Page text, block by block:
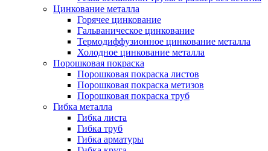
Цинкование металла
Горячее цинкование
Гальваническое цинкование
Термодиффузионное цинкование металла
Холодное цинкование металла
Порошковая покраска
Порошковая покраска листов
Порошковая покраска метизов
Порошковая покраска труб
Гибка металла
Гибка листа
Гибка труб
Гибка арматуры